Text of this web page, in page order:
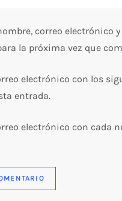
correo electrónico y
la próxima vez que
electrónico con los
entrada.
electrónico con cada